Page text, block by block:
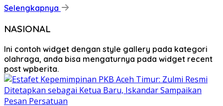
Selengkapnya
NASIONAL
Ini contoh widget dengan style gallery pada kategori
olahraga, anda bisa mengaturnya pada widget recent
post wpberita.